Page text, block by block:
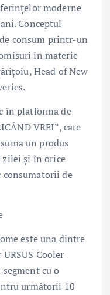
moderne
Conceptul
consum printr-un
în materie
Head of New
în platforma de
VREI”, care
un produs
zilei și în orice
consumatorii de
este una dintre
Cooler
cu o
următorii 10